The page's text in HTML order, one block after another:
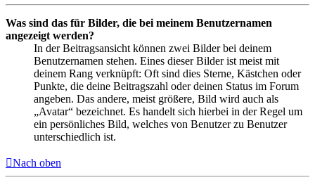
Was sind das für Bilder, die bei meinem Benutzernamen
angezeigt werden?
In der Beitragsansicht können zwei Bilder bei deinem
Benutzernamen stehen. Eines dieser Bilder ist meist mit
deinem Rang verknüpft: Oft sind dies Sterne, Kästchen oder
Punkte, die deine Beitragszahl oder deinen Status im Forum
angeben. Das andere, meist größere, Bild wird auch als
„Avatar“ bezeichnet. Es handelt sich hierbei in der Regel um
ein persönliches Bild, welches von Benutzer zu Benutzer
unterschiedlich ist.
Nach oben